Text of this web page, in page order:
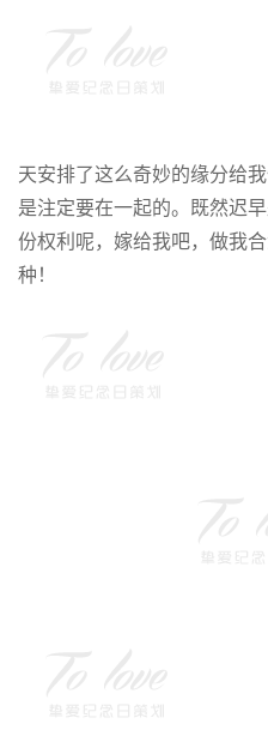
天安排了这么奇妙的缘分给
是注定要在一起的。既然迟
份权利呢，嫁给我吧，做我
种！